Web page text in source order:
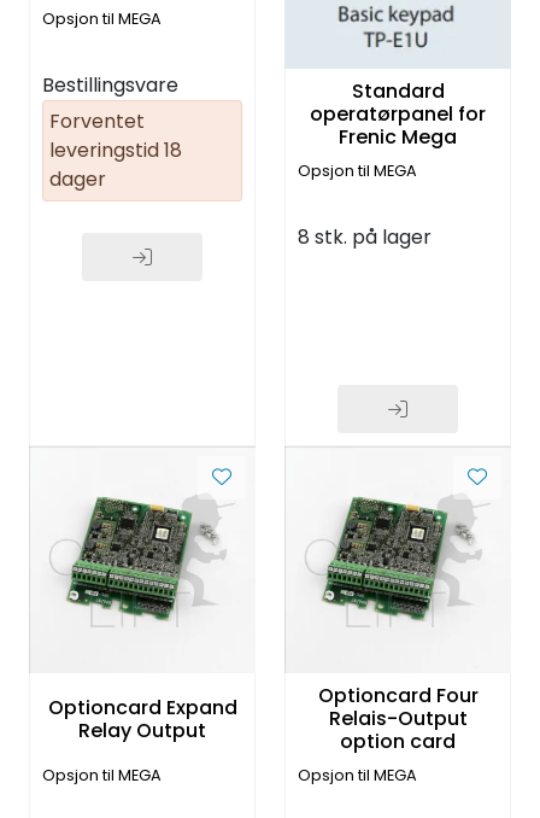
Opsjon til MEGA
Bestillingsvare
Forventet
leveringstid 18
dager
Standard
operatørpanel for
Frenic Mega
Opsjon til MEGA
8 stk. på lager
Optioncard Expand
Relay Output
Opsjon til MEGA
Optioncard Four
Relais-Output
option card
Opsjon til MEGA